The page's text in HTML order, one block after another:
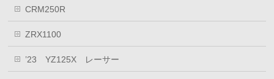
CRM250R
ZRX1100
’23 YZ125X レーサー